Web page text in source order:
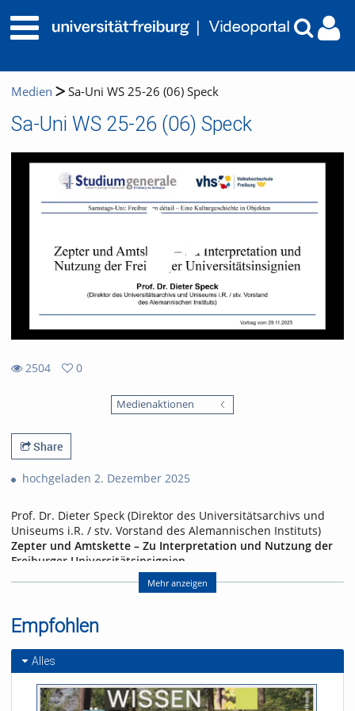
Medien Sa-Uni WS 25-26 (06) Speck
Sa-Uni WS 25-26 (06) Speck
2504
0
Medienaktionen
Share
hochgeladen 2. Dezember 2025
Prof. Dr. Dieter Speck (Direktor des Universitätsarchivs und
Uniseums i.R. / stv. Vorstand des Alemannischen Instituts)
Zepter und Amtskette – Zu Interpretation und Nutzung der
Freiburger Universitätsinsignien
Die Universität Freiburg ist als moderne und forschungsstarke
alte Geschichte und Tradition, auf der Homepage der
Universität ist fast nichts davon zu finden. Zepter und Siegel
spätmittelalterlichen Universität und auch
Alleinstellungsmerkmale, die Freiburg von zahllosen anderen
Universitäten unterscheidet. Freiburg gehört zu diesem
kleinen und erlauchten Kreis von Universitäten mit
Mehr anzeigen
Empfohlen
Alles